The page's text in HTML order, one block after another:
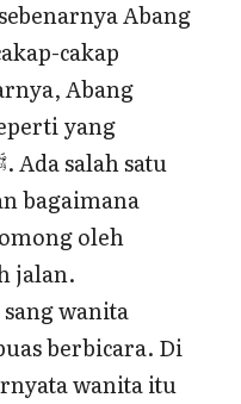
Abang
cakap
Abang
yang
bagaimana
jalan.
berbicara. Di
wanita itu